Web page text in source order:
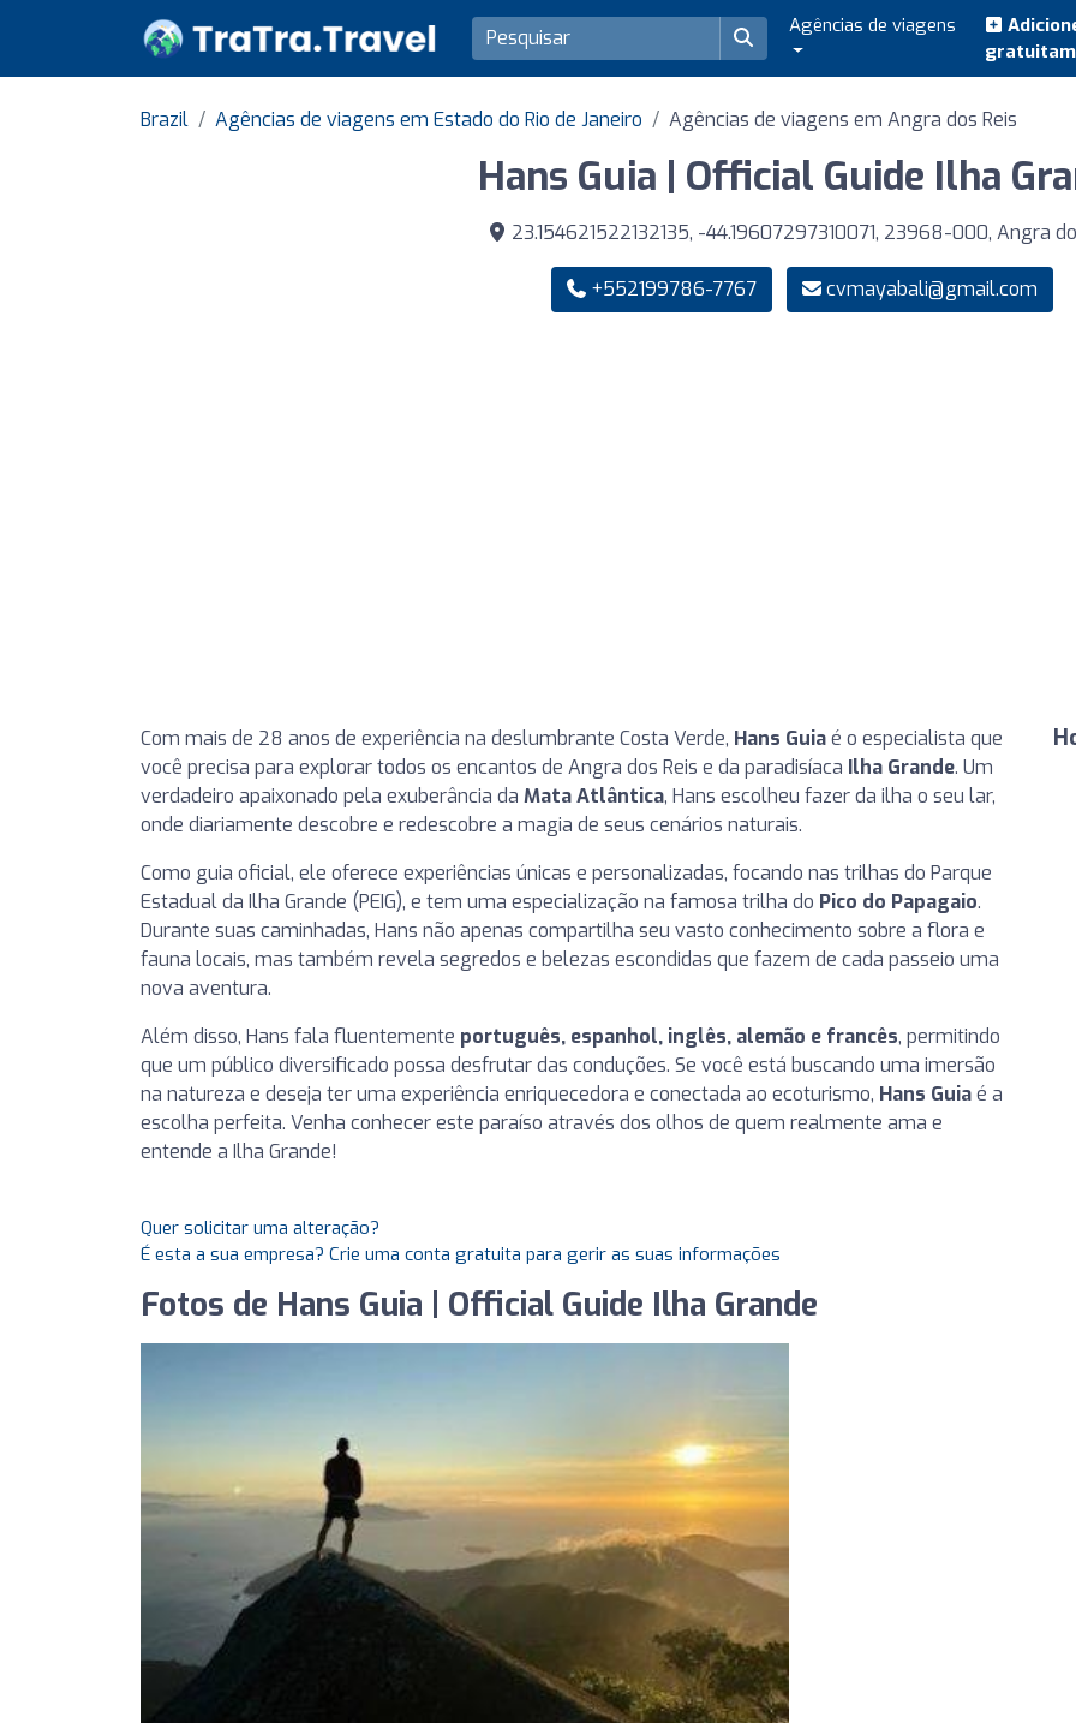
Agências de viagens
Brazil Agências de viagens em Estado do Rio de Janeiro Agências de viagens em Angra dos Reis
Hans Guia | Official Guide Ilha
23.154621522132135, -44.19607297310071, 23968-000, Angra
+552199786-7767 cvmayabali@gmail.com
Com mais de 28 anos de experiência na deslumbrante Costa Verde, Hans Guiaé o especialista que
você precisa para explorar todos os encantos de Angra dos Reis e da paradisíaca Ilha Grande. Um
verdadeiro apaixonado pela exuberância da Mata Atlântica, Hans escolheu fazer da ilha o seu lar,
onde diariamente descobre e redescobre a magia de seus cenários naturais.
Como guia oficial, ele oferece experiências únicas e personalizadas, focando nas trilhas do Parque
Estadual da Ilha Grande (PEIG), e tem uma especialização na famosa trilha do Pico do Papagaio.
Durante suas caminhadas, Hans não apenas compartilha seu vasto conhecimento sobre a flora e
fauna locais, mas também revela segredos e belezas escondidas que fazem de cada passeio uma
nova aventura.
Além disso, Hans fala fluentemente português, espanhol, inglês, alemão e francês, permitindo
que um público diversificado possa desfrutar das conduções. Se você está buscando uma imersão
na natureza e deseja ter uma experiência enriquecedora e conectada ao ecoturismo, Hans Guiaé a
escolha perfeita. Venha conhecer este paraíso através dos olhos de quem realmente ama e
entende a Ilha Grande!
Quer solicitar uma alteração?
É esta a sua empresa? Crie uma conta gratuita para gerir as suas informações
Fotos de Hans Guia | Official Guide Ilha Grande